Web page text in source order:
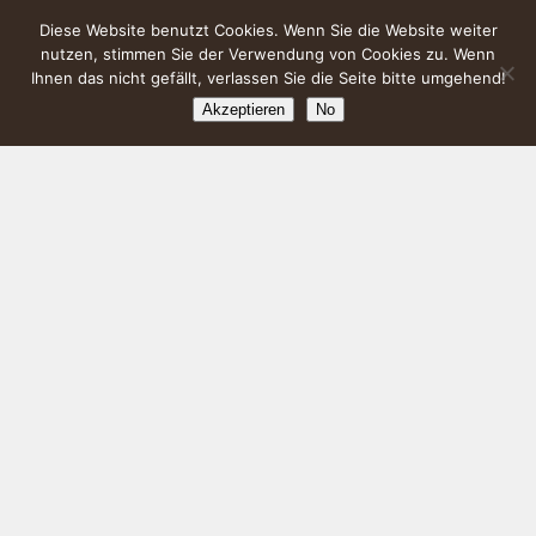
Diese Website benutzt Cookies. Wenn Sie die Website weiter
nutzen, stimmen Sie der Verwendung von Cookies zu. Wenn
Ihnen das nicht gefällt, verlassen Sie die Seite bitte umgehend!
Akzeptieren No